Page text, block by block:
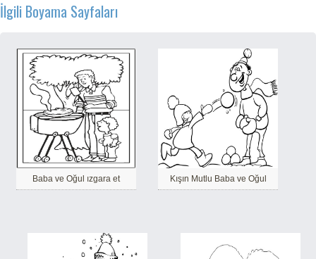
İlgili Boyama Sayfaları
Baba ve Oğul ızgara et Kışın Mutlu Baba ve Oğul